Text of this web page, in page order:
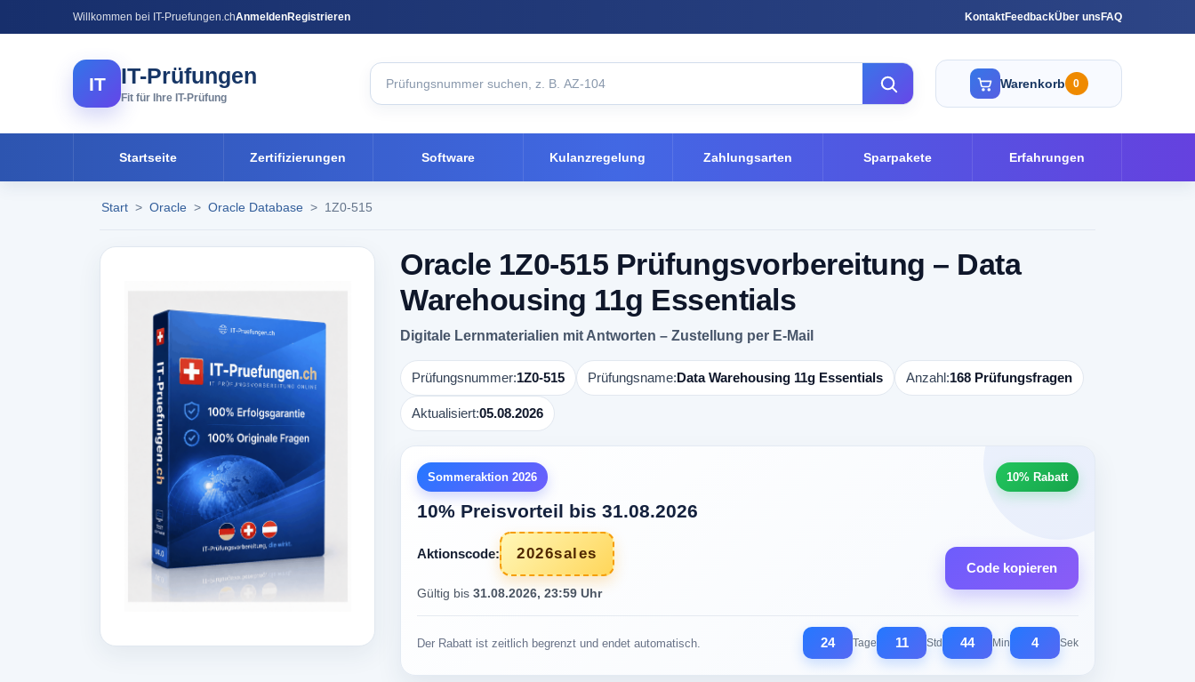
Willkommen bei IT-Pruefungen.chAnmeldenRegistrieren KontaktFeedbackÜber uns FAQ
IT IT-Prüfungen
Fit für Ihre IT-Prüfung
Warenkorb 0
Startseite Zertifizierungen Software Kulanzregelung Zahlungsarten Sparpakete Erfahrungen
Start > Oracle > Oracle Database > 1Z0-515
Oracle 1Z0-515 Prüfungsvorbereitung – Data
Warehousing 11g Essentials
Digitale Lernmaterialien mit Antworten – Zustellung per E-Mail
Prüfungsnummer:1Z0-515 Prüfungsname:Data Warehousing 11g Essentials Anzahl:168 Prüfungsfragen
Aktualisiert:05.08.2026
Sommeraktion 2026 10% Rabatt
10% Preisvorteil bis 31.08.2026
Aktionscode: 2026sales
Gültig bis 31.08.2026, 23:59 Uhr
Code kopieren
Der Rabatt ist zeitlich begrenzt und endet automatisch. 24 Tage 11 Std 44 Min 4 Sek